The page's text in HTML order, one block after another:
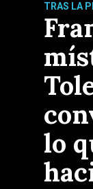
TRAS LA
lo